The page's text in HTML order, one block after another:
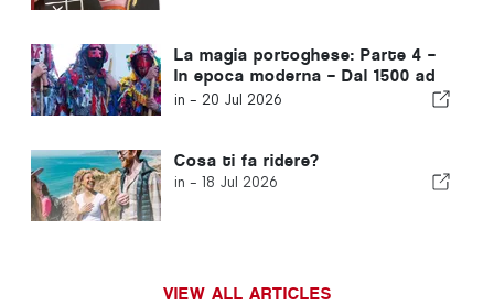
La magia portoghese: Parte 4 –
In epoca moderna – Dal 1500 ad
oggi
in - 20 Jul 2026
Cosa ti fa ridere?
in - 18 Jul 2026
VIEW ALL ARTICLES